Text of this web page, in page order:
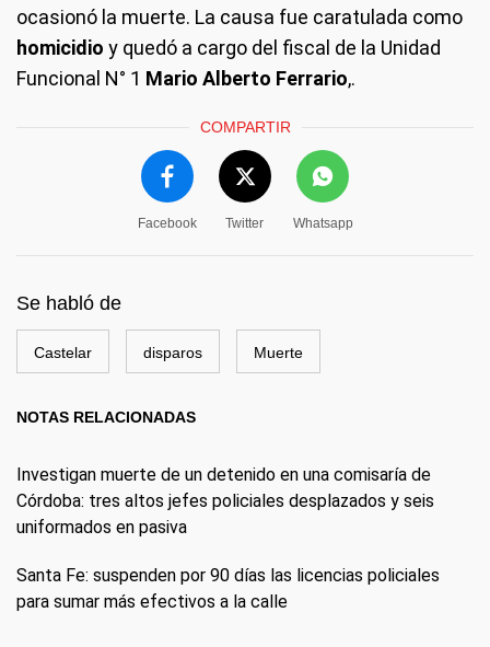
ocasionó la muerte. La causa fue caratulada como
homicidio y quedó a cargo del fiscal de la Unidad
Funcional N° 1 Mario Alberto Ferrario,.
COMPARTIR
Facebook Twitter Whatsapp
Se habló de
Castelar disparos Muerte
NOTAS RELACIONADAS
Investigan muerte de un detenido en una comisaría de
Córdoba: tres altos jefes policiales desplazados y seis
uniformados en pasiva
Santa Fe: suspenden por 90 días las licencias policiales
para sumar más efectivos a la calle